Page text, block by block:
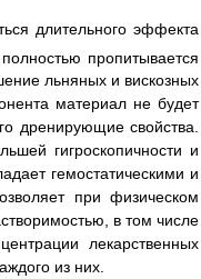
длительного эффекта
пропитывается
льняных и вискозных
материал не будет
дренирующие свойства.
гигроскопичности и
гемостатическими и
при физическом
в том числе
лекарственных
из них.